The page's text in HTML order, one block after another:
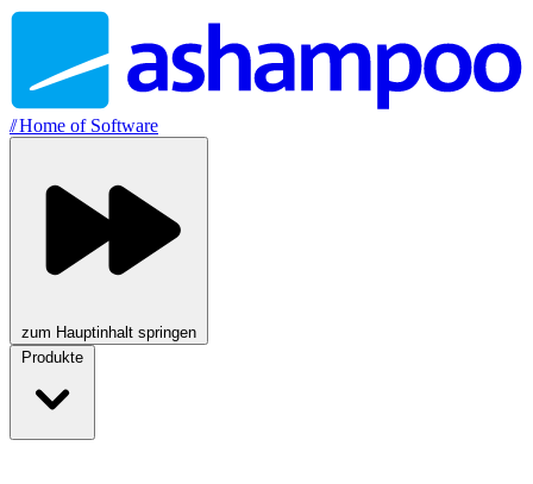
//Home of Software
zum Hauptinhalt springen
Produkte